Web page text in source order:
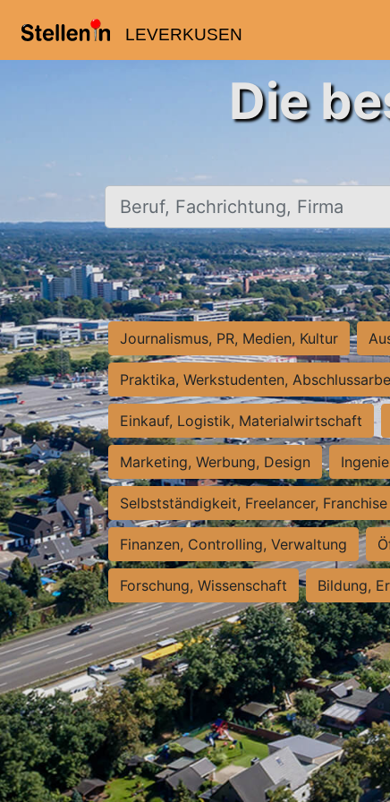
LEVERKUSEN
Die
Beruf, Fachrichtung, Firma
Journalismus, PR, Medien, Kultur
Praktika, Werkstudenten,
Einkauf, Logistik, Materialwirtschaft
Marketing, Werbung, Design
Selbstständigkeit, Freelancer, Franchise
Finanzen, Controlling, Verwaltung
Forschung, Wissenschaft Bildung,